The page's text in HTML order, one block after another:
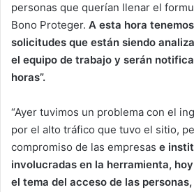
personas que querían llenar el
Bono Proteger. A esta hora
solicitudes que están siendo
el equipo de trabajo y serán
horas”.
“Ayer tuvimos un problema con el
por el alto tráfico que tuvo el sitio,
compromiso de las empresas e
involucradas en la herramienta,
el tema del acceso de las personas,